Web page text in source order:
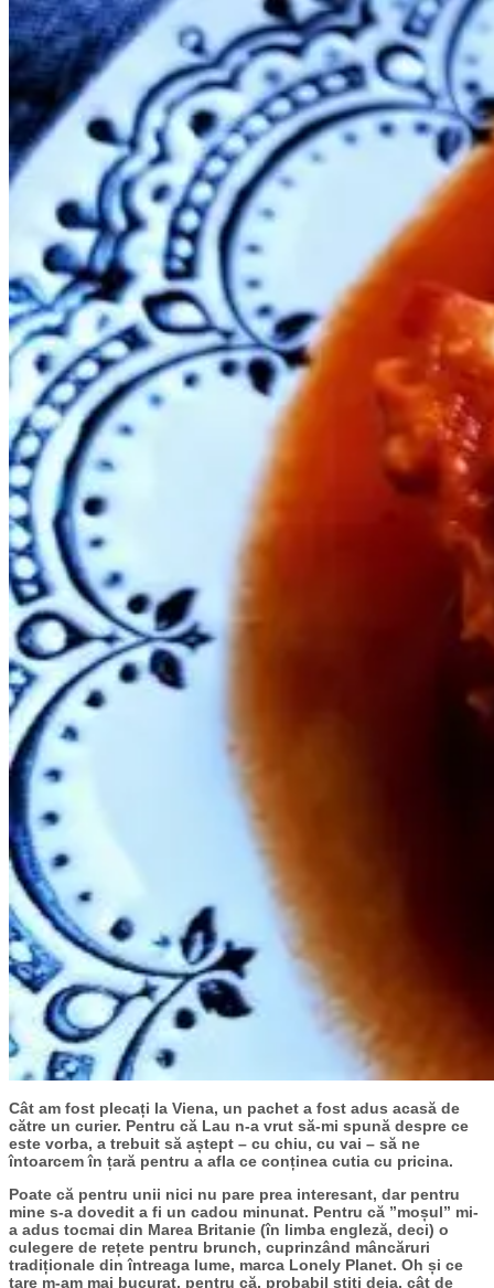
Cât am fost plecați la Viena, un pachet a fost adus acasă de
către un curier. Pentru că Lau n-a vrut să-mi spună despre ce
este vorba, a trebuit să aștept – cu chiu, cu vai – să ne
întoarcem în țară pentru a afla ce conținea cutia cu pricina.
Poate că pentru unii nici nu pare prea interesant, dar pentru
mine s-a dovedit a fi un cadou minunat. Pentru că ”moșul” mi-
a adus tocmai din Marea Britanie (în limba engleză, deci) o
culegere de rețete pentru brunch, cuprinzând mâncăruri
tradiționale din întreaga lume, marca Lonely Planet. Oh și ce
tare m-am mai bucurat, pentru că, probabil știți deja, cât de